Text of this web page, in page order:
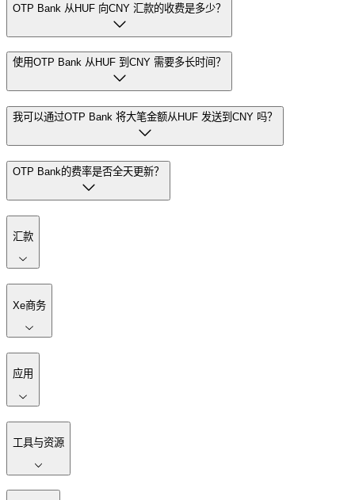
OTP Bank 从HUF 向CNY 汇款的收费是多少？
使用OTP Bank 从HUF 到CNY 需要多长时间？
我可以通过OTP Bank 将大笔金额从HUF 发送到CNY 吗？
OTP Bank的费率是否全天更新？
汇款
Xe商务
应用
工具与资源